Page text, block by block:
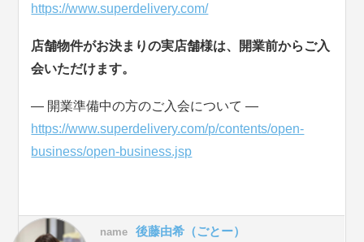
https://www.superdelivery.com/
店舗物件がお決まりの実店舗様は、開業前からご入
会いただけます。
― 開業準備中の方のご入会について ―
https://www.superdelivery.com/p/contents/open-
business/open-business.jsp
name 後藤由希（ごとー）